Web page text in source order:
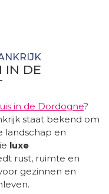
IN DE
in de Dordogne?
staat bekend om
landschap en
luxe
rust, ruimte en
gezinnen en